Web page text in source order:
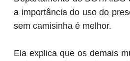
a importância do uso do
sem camisinha é melhor.
Ela explica que os demais